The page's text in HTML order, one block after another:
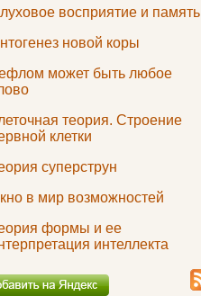
восприятие и память
новой коры
может быть любое
теория. Строение
клетки
суперструн
в мир возможностей
формы и ее
интеллекта